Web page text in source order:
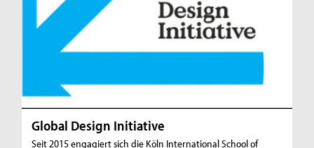
Global Design Initiative
Seit 2015 engagiert sich die Köln International School of